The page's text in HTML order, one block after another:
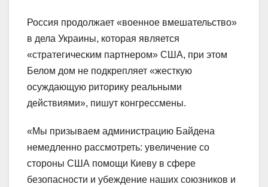
Россия продолжает «военное вмешательство»
в дела Украины, которая является
«стратегическим партнером» США, при этом
Белом дом не подкрепляет «жесткую
осуждающую риторику реальными
действиями», пишут конгрессмены.
«Мы призываем администрацию Байдена
немедленно рассмотреть: увеличение со
стороны США помощи Киеву в сфере
безопасности и убеждение наших союзников и